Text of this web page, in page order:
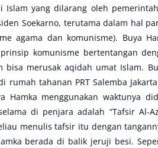
Islam yang dilarang oleh
Soekarno, terutama dalam hal
agama dan komunisme). Buya
komunisme bertentangan
bisa merusak aqidah umat Islam.
rumah tahanan PRT Salemba
Hamka menggunakan waktunya
di penjara adalah “Tafsir Al-
menulis tafsir itu dengan
berada di balik jeruji besi.